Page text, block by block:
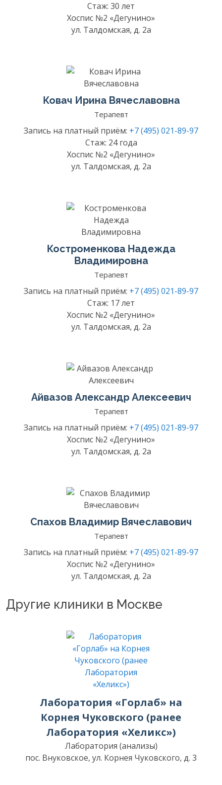
Стаж: 30 лет
Хоспис №2 «Дегунино»
ул. Талдомская, д. 2а
Ковач Ирина Вячеславовна
Терапевт
Запись на платный приём: +7 (495) 021-89-97
Стаж: 24 года
Хоспис №2 «Дегунино»
ул. Талдомская, д. 2а
Костроменкова Надежда
Владимировна
Терапевт
Запись на платный приём: +7 (495) 021-89-97
Стаж: 17 лет
Хоспис №2 «Дегунино»
ул. Талдомская, д. 2а
Айвазов Александр Алексеевич
Терапевт
Запись на платный приём: +7 (495) 021-89-97
Хоспис №2 «Дегунино»
ул. Талдомская, д. 2а
Спахов Владимир Вячеславович
Терапевт
Запись на платный приём: +7 (495) 021-89-97
Хоспис №2 «Дегунино»
ул. Талдомская, д. 2а
Другие клиники в Москве
Лаборатория «Горлаб» на
Корнея Чуковского (ранее
Лаборатория «Хеликс»)
Лаборатория (анализы)
пос. Внуковское, ул. Корнея Чуковского, д. 3